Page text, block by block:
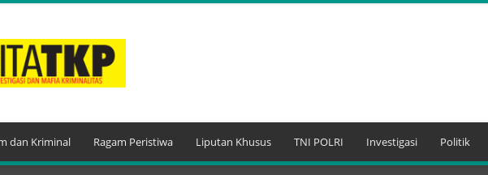
dan Kriminal Ragam Peristiwa Liputan Khusus TNI POLRI Investigasi Politik